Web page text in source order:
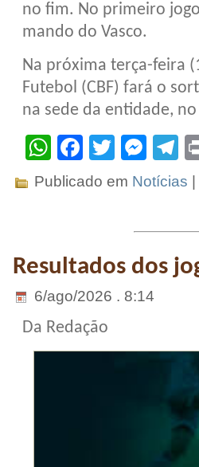
no fim. No primeiro
mando do Vasco.
Na próxima terça-feira
Futebol (CBF) fará o
na sede da entidade,
WhatsApp
Facebook
Twitter
Publicado em Notícias
Resultados dos
6/ago/2026 . 8:14
Da Redação